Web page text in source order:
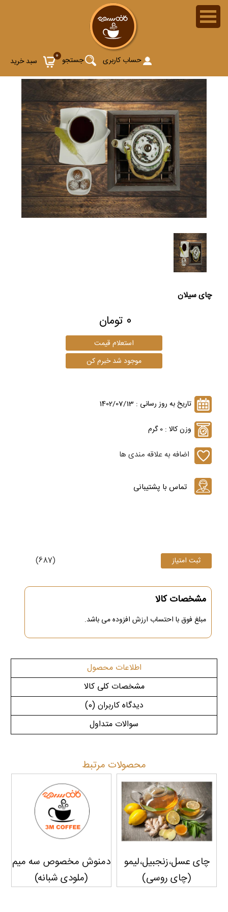
0 سبد خرید جستجو حساب کاربری
چای سیلان
0 تومان
تاریخ به روز رسانی : 1402/07/13
وزن کالا : 0 گرم
اضافه به علاقه مندی ها
(687)
مشخصات کالا
مبلغ فوق با احتساب ارزش افزوده می باشد.
اطلاعات محصول
مشخصات کلی کالا
دیدگاه کاربران(0)
سوالات متداول
محصولات مرتبط
چای عسل،زنجبیل،لیمو
(چای روسی)
دمنوش مخصوص سه میم
(ملودی شبانه)